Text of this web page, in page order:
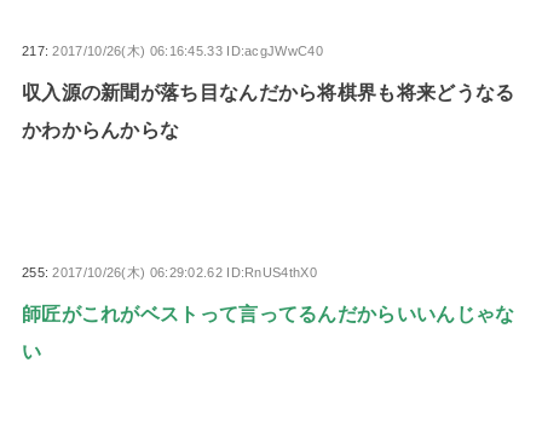
217:2017/10/26(木) 06:16:45.33 ID:acgJWwC40
収入源の新聞が落ち目なんだから将棋界も将来どうなる
かわからんからな
255:2017/10/26(木) 06:29:02.62 ID:RnUS4thX0
師匠がこれがベストって言ってるんだからいいんじゃな
い